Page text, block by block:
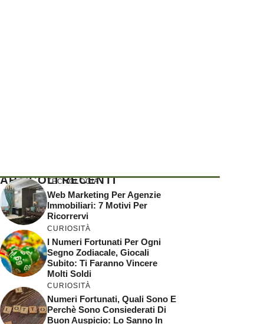
ARTICOLI RECENTI
TECNOLOGIA
Web Marketing Per Agenzie
Immobiliari: 7 Motivi Per
Ricorrervi
CURIOSITÀ
I Numeri Fortunati Per Ogni
Segno Zodiacale, Giocali
Subito: Ti Faranno Vincere
Molti Soldi
CURIOSITÀ
Numeri Fortunati, Quali Sono E
Perchè Sono Consiederati Di
Buon Auspicio: Lo Sanno In